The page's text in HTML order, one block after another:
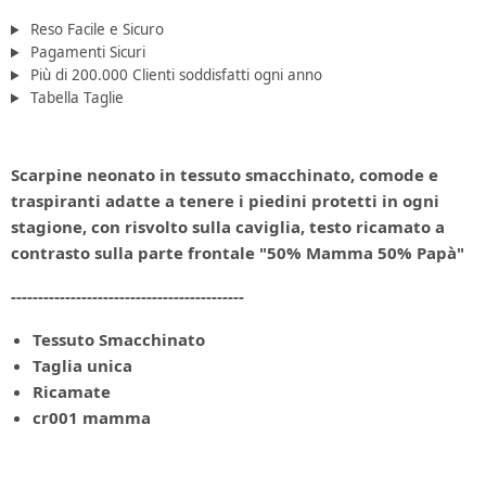
Reso Facile e Sicuro
Pagamenti Sicuri
Più di 200.000 Clienti soddisfatti ogni anno
Tabella Taglie
Scarpine neonato in tessuto smacchinato, comode e
traspiranti adatte a tenere i piedini protetti in ogni
stagione, con risvolto sulla caviglia, testo ricamato a
contrasto sulla parte frontale "50% Mamma 50% Papà"
-------------------------------------------
Tessuto Smacchinato
Taglia unica
Ricamate
cr001 mamma